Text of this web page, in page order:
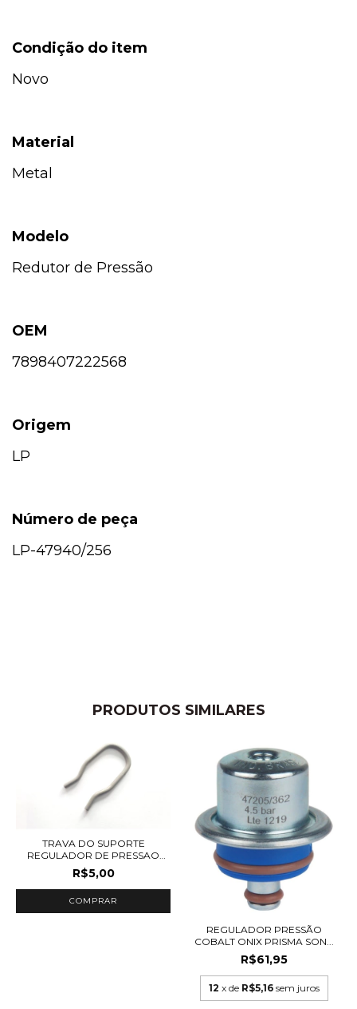
Condição do item
Novo
Material
Metal
Modelo
Redutor de Pressão
OEM
7898407222568
Origem
LP
Número de peça
LP-47940/256
PRODUTOS SIMILARES
TRAVA DO SUPORTE
REGULADOR DE PRESSAO
DE...
R$5,00
REGULADOR PRESSÃO
COBALT ONIX PRISMA SON...
R$61,95
12 x de R$5,16 sem juros